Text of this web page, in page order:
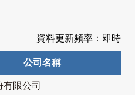
資料更新頻率：即時
公司名稱
有限公司